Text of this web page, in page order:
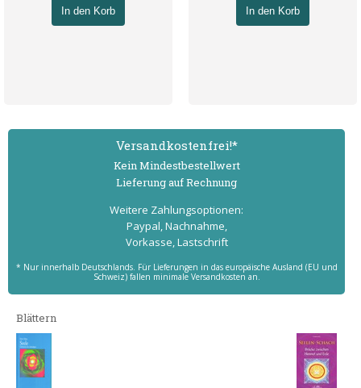
In den Korb In den Korb
Versand­kostenfrei!*
Kein Mindest­bestell­wert
Lieferung auf Rechnung
Weitere Zahlungs­optionen:
Paypal, Nachnahme,
Vorkasse, Lastschrift
* Nur innerhalb Deutschlands. Für Lieferungen in das europäische Ausland (EU und
Schweiz) fallen minimale Versandkosten an.
Blättern